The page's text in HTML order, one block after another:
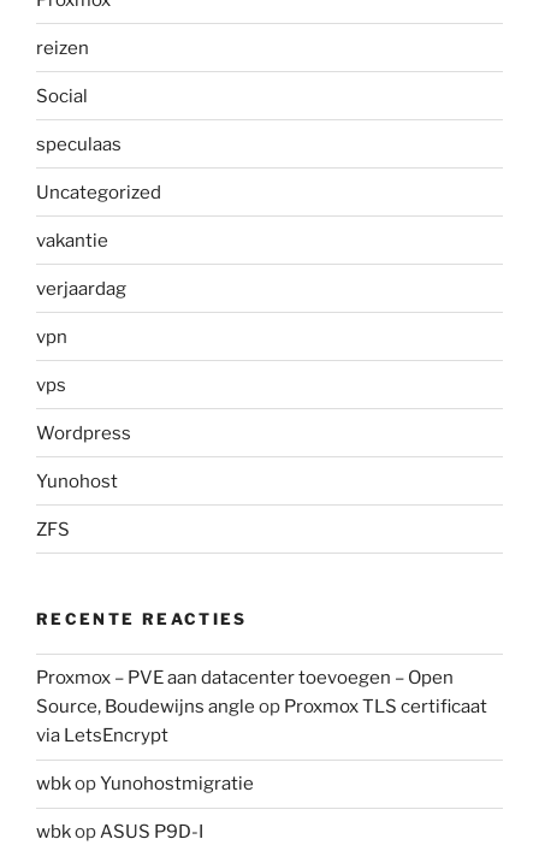
reizen
Social
speculaas
Uncategorized
vakantie
verjaardag
vpn
vps
Wordpress
Yunohost
ZFS
RECENTE REACTIES
Proxmox – PVE aan datacenter toevoegen – Open
Source, Boudewijns angle op Proxmox TLS certificaat
via LetsEncrypt
wbkopYunohostmigratie
wbkopASUS P9D-I